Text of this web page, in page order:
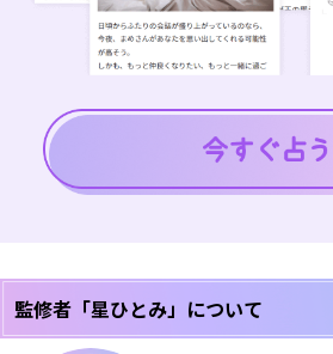
監修者「星ひとみ」について